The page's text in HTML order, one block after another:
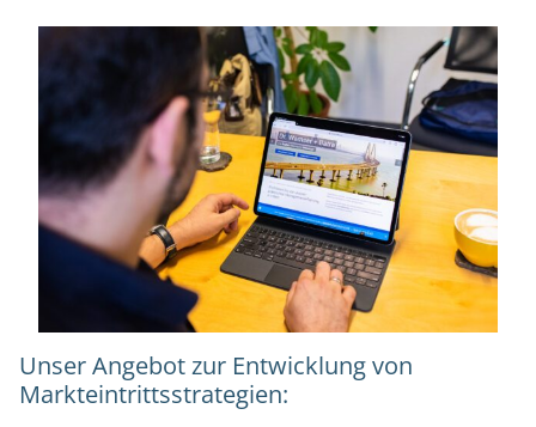
Unser Angebot zur Entwicklung von
Markteintrittsstrategien: